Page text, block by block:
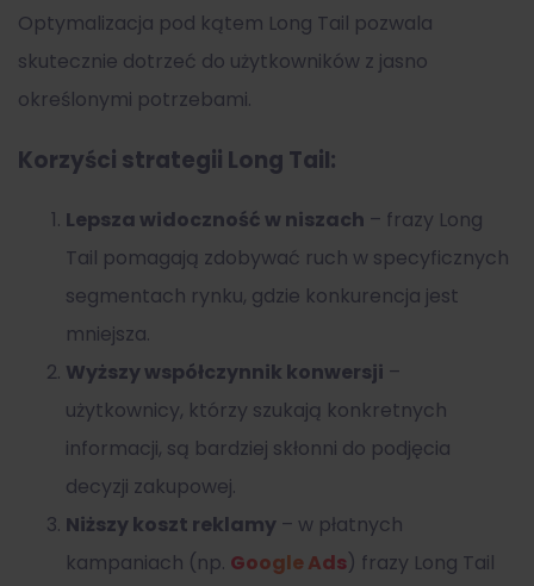
Optymalizacja pod kątem Long Tail pozwala
skutecznie dotrzeć do użytkowników z jasno
określonymi potrzebami.
Korzyści strategii Long Tail:
Lepsza widoczność w niszach – frazy Long
Tail pomagają zdobywać ruch w specyficznych
segmentach rynku, gdzie konkurencja jest
mniejsza.
Wyższy współczynnik konwersji –
użytkownicy, którzy szukają konkretnych
informacji, są bardziej skłonni do podjęcia
decyzji zakupowej.
Niższy koszt reklamy – w płatnych
kampaniach (np. Google Ads) frazy Long Tail